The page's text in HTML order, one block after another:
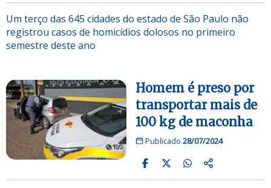
Um terço das 645 cidades do estado de São Paulo não
registrou casos de homicídios dolosos no primeiro
semestre deste ano
Homem é preso por
transportar mais de
100 kg de maconha
Publicado 28/07/2024